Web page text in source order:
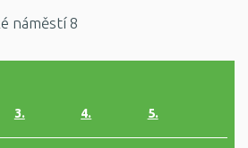
náměstí 8
3. 4. 5.